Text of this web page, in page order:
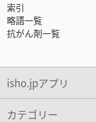
索引
略語一覧
抗がん剤一覧
isho.jpアプリ
カテゴリー